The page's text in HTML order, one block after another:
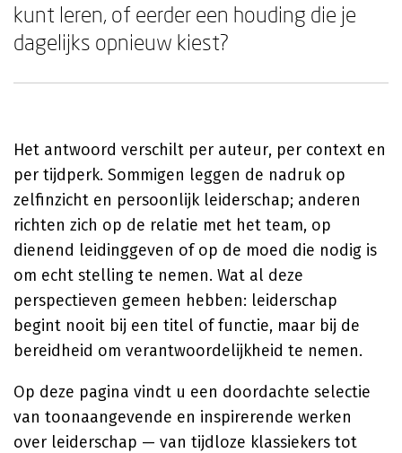
kunt leren, of eerder een houding die je
dagelijks opnieuw kiest?
Het antwoord verschilt per auteur, per context en
per tijdperk. Sommigen leggen de nadruk op
zelfinzicht en persoonlijk leiderschap; anderen
richten zich op de relatie met het team, op
dienend leidinggeven of op de moed die nodig is
om echt stelling te nemen. Wat al deze
perspectieven gemeen hebben: leiderschap
begint nooit bij een titel of functie, maar bij de
bereidheid om verantwoordelijkheid te nemen.
Op deze pagina vindt u een doordachte selectie
van toonaangevende en inspirerende werken
over leiderschap — van tijdloze klassiekers tot